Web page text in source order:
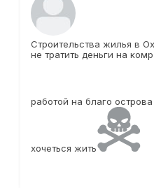
Строительства жилья в
не тратить деньги на
работой на благо острова
хочеться жить